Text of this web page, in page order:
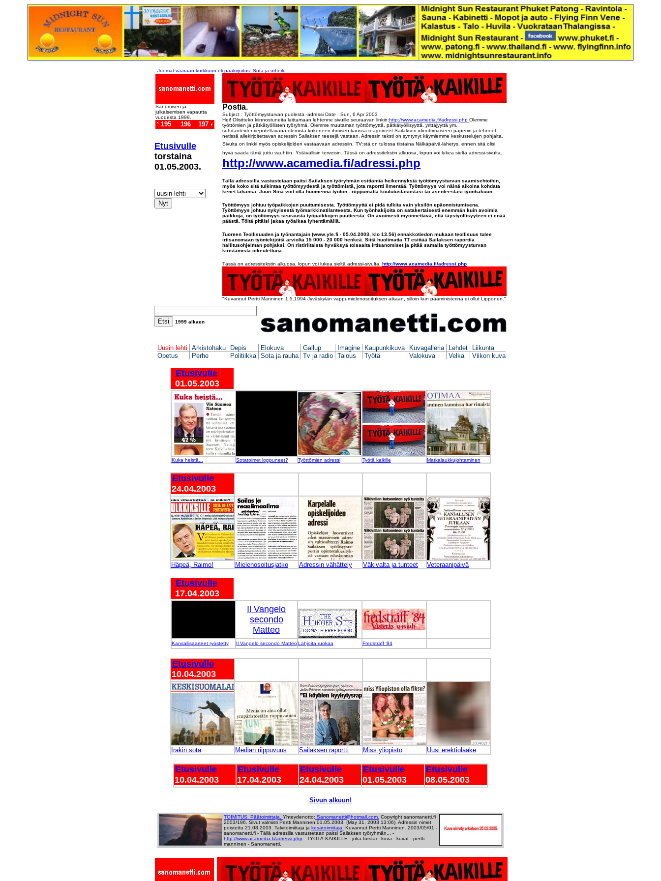
Juomat väärään kurkkuun eli pääkirjoitus: Sota ja urheilu.
Sanomisen ja
julkaisemisen vapautta
vuodesta 1999.
195 196 197
Etusivulle
torstaina
01.05.2003.
Postia.
Subject : Työttömyysturvan puolesta -adressi Date : Sun, 6 Apr 2003
Hei! Olisitteko kiinnostuneita laittamaan lehtenne sivuille seuraavan linkin:http://www.acamedia.fi/adressi.php Olemme
työttömien ja pätkätyöllisten työryhmä. Olemme muutaman työttömyyttä, pätkätyöllisyyttä, yrittäjyyttä ym.
suhdanteidenriepoteltavana olemista kokeneen ihmisen kanssa reagoineet Sailaksen idioottimaiseen paperiin ja tehneet
netissä allekirjoitettavan adressin Sailaksen teesejä vastaan. Adressin teksti on syntynyt käymiemme keskustelujen pohjalta.
Sivulta on linkki myös opiskelijoiden vastaavaan adressiin.
TV:stä on tulossa tiistaina Nälkäpäivä-lähetys, ennen sitä olisi
hyvä saada tämä juttu vauhtiin.
Ystävällisin terveisin. Tässä on adressitekstin alkuosa, lopun voi lukea sieltä adressi-sivulta.
http://www.acamedia.fi/adressi.php
Tällä adressilla vastustetaan paitsi Sailaksen työryhmän esittämiä heikennyksiä työttömyysturvan saamisehtoihin,
myös koko sitä tulkintaa työttömyydestä ja työttömistä, jota raportti ilmentää. Työttömyys voi näinä aikoina kohdata
kenet tahansa. Juuri Sinä voit olla huomenna työtön - riippumatta koulutustasostasi tai asenteestasi työnhakuun.
Työttömyys johtuu työpaikkojen puuttumisesta. Työttömyyttä ei pidä tulkita vain yksilön epäonnistumisena.
Työttömyys johtuu nykyisestä työmarkkinatilanteesta. Kun työnhakijoita on satakertaisesti enemmän kuin avoimia
paikkoja, on työttömyys seurausta työpaikkojen puutteesta. On avoimesti myönnettävä, että täystyöllisyyteen ei enää
päästä. Töitä pitäisi jakaa työaikaa lyhentämällä.
Tuoreen Teollisuuden ja työnantajain (www.yle.fi - 05.04.2003, klo 13.56) ennakkotiedon mukaan teollisuus tulee
irtisanomaan työntekijöitä arviolta 15 000 - 20 000 henkeä. Siitä huolimatta TT esittää Sailaksen raporttia
hallitusohjelman pohjaksi. On ristiriitaista hyväksyä toisaalta irtisanomiset ja pitää samalla työttömyysturvan
kiristämistä oikeutettuna.
Tässä on adressitekstin alkuosa, lopun voi lukea sieltä adressi-sivulta. http://www.acamedia.fi/adressi.php
"Kuvannut Pertti Manninen 1.5.1994 Jyväskylän vappumielenosoituksen aikaan, silloin kun pääministerinä ei ollut Lipponen."
1999 alkaen
Uusin lehti Arkistohaku Depis Elokuva Gallup Imagine Kaupunkikuva Kuvagalleria Lehdet
Liikunta
Opetus
Perhe Politiikka Sota ja rauha Tv ja radio Talous Työtä Valokuva Velka Viikon kuva
Etusivulle
01.05.2003
Kuka heistä... Sotatoimet loppuneet? Työttömien adressi Työtä kaikille Matkalaukkujohtaminen
Etusivulle
24.04.2003
Häpeä, Raimo! Mielenosoitusjatko Adressin vähättely Väkivalta ja tunteet Veteraanipäivä
Etusivulle
17.04.2003
Il Vangelo
secondo
Matteo
Kansallisaarteet ryöstetty Il Vangelo secondo Matteo Lahjoita ruokaa Fredsträff '84
Etusivulle
10.04.2003
Irakin sota Median riippuvuus Sailaksen raportti Miss yliopisto Uusi erektiolääke
Etusivulle
10.04.2003
Etusivulle
17.04.2003
Etusivulle
24.04.2003
Etusivulle
01.05.2003
Etusivulle
08.05.2003
Sivun alkuun!
TOIMITUS. Päätoimittaja. Yhteydenotto: Sanomanetti@hotmail.com. Copyright sanomanetti.fi
2003/196. Sivut valmisti Pertti Manninen 01.05.2003, (May 31, 2003 13:06). Adressin nimet
poistettu 21.08.2003. Talvitoimittaja ja kesätoimittaja. Kuvannut Pertti Manninen.
2003/05/01 -
sanomanetti.fi - Tällä adressilla vastustetaan paitsi Sailaksen työryhmän... -
http://www.acamedia.fi/adressi.php - TYÖTÄ KAIKILLE - joka torstai - kuva - kuvat - pertti
manninen - Sanomanetti.